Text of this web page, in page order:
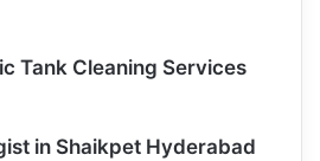
Tank Cleaning Services
in Shaikpet Hyderabad